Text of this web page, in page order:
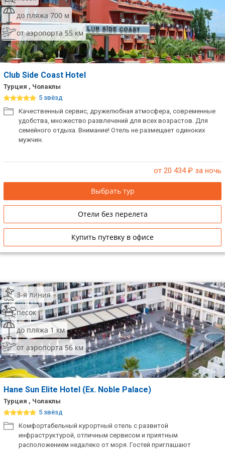
до пляжа 700 м
от аэропорта 55 км
Club Side Coast Hotel
Турция , Чолаклы
5 звёзд
Качественный сервис, дружелюбная атмосфера, современные
удобства, множество развлечений для всех возрастов. Для
семейного отдыха. Внимание! Отель не размещает одиноких
мужчин.
от 20 434₽ за ночь
Выбрать тур
Отели без перелета
Купить путевку в офисе
3-я линия
песок
до пляжа 1 км
от аэропорта 56 км
Hane Sun Elite Hotel (Ex. Noble Palace)
Турция , Чолаклы
5 звёзд
Комфортабельный курортный отель с развитой
инфраструктурой, отличным сервисом и приятным
расположением недалеко от моря. Гостей приглашают